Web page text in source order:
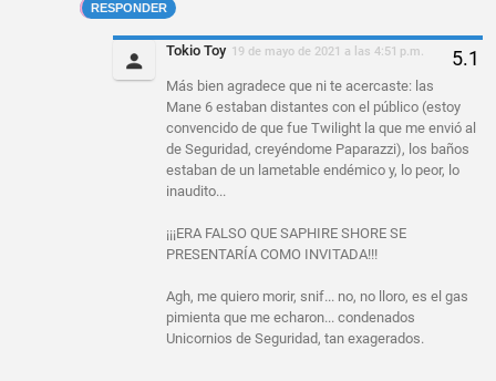
RESPONDER
Tokio Toy 19 de mayo de 2021 a las 4:51 p.m.
Más bien agradece que ni te acercaste: las
Mane 6 estaban distantes con el público (estoy
convencido de que fue Twilight la que me envió al
de Seguridad, creyéndome Paparazzi), los baños
estaban de un lametable endémico y, lo peor, lo
inaudito...
¡¡¡ERA FALSO QUE SAPHIRE SHORE SE
PRESENTARÍA COMO INVITADA!!!
Agh, me quiero morir, snif... no, no lloro, es el gas
pimienta que me echaron... condenados
Unicornios de Seguridad, tan exagerados.